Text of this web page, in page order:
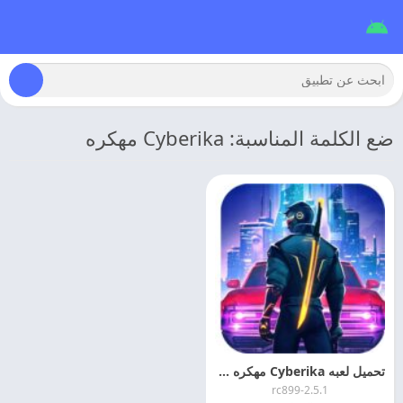
ضع الكلمة المناسبة: Cyberika مهكره
تحميل لعبه Cyberika مهكره 2026 اخر اصدار
2.5.1-rc899